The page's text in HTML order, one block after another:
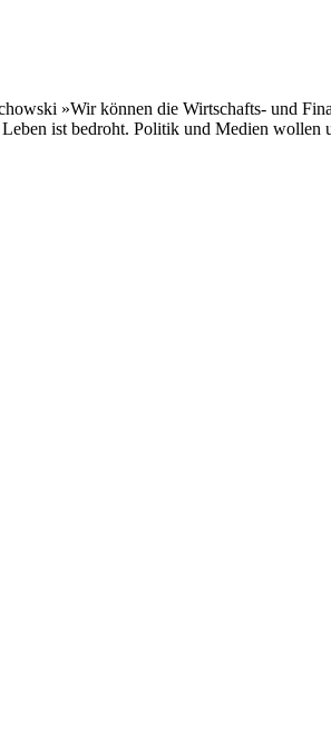
»Wir können die Wirtschafts- und
ist bedroht. Politik und Medien